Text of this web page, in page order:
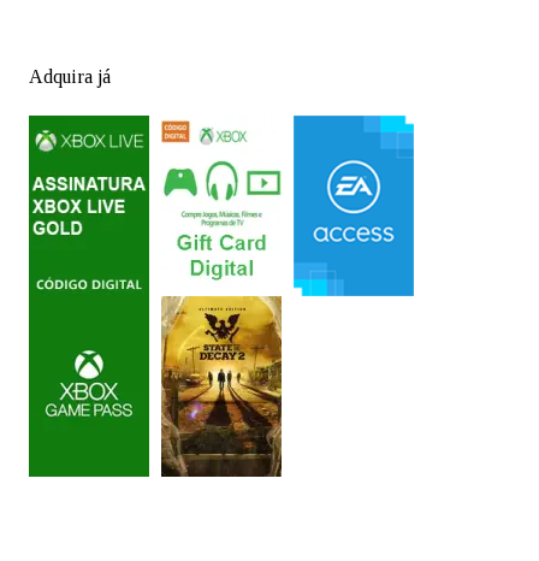
Adquira já